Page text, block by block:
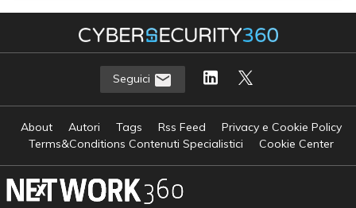
Seguici
About Autori Tags Rss Feed
Privacy e Cookie Policy
Terms&Conditions Contenuti Specialistici
Cookie Center